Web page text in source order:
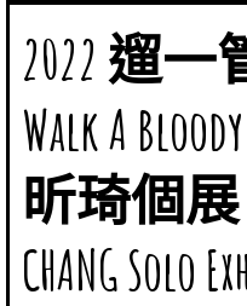
2022 遛
Walk A
昕琦個展
CHANG Solo